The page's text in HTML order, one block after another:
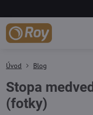
Úvod Blog
Stopa
(fotky)